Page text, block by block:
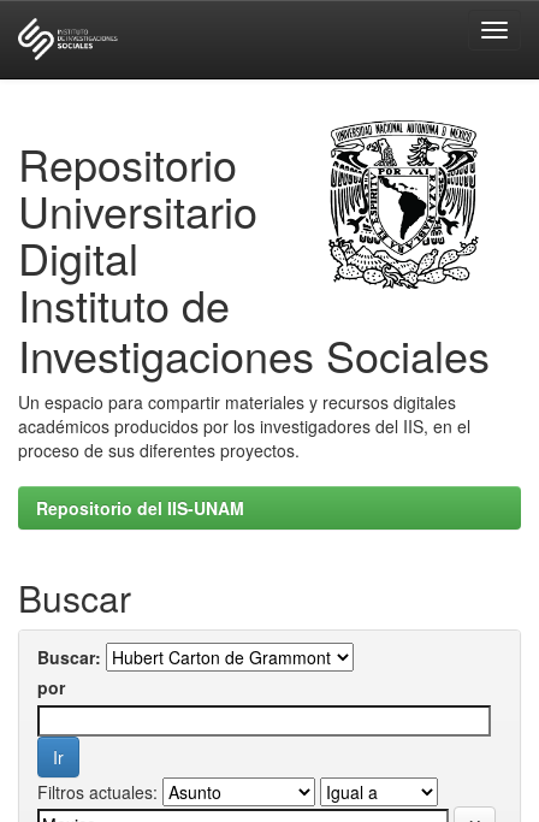
Repositorio
Universitario
Digital
Instituto de
Investigaciones Sociales
Un espacio para compartir materiales y recursos digitales
académicos producidos por los investigadores del IIS, en el
proceso de sus diferentes proyectos.
Repositorio del IIS-UNAM
Buscar
Buscar:
por
Filtros actuales: